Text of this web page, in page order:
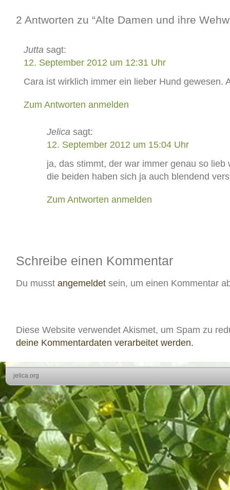
2 Antworten zu “Alte Damen und ihre
Jutta sagt:
12. September 2012 um 12:31 Uhr
Cara ist wirklich immer ein lieber Hund gewesen.
Zum Antworten anmelden
Jelica sagt:
12. September 2012 um 15:04 Uhr
ja, das stimmt, der war immer genau so lieb
die beiden haben sich ja auch blendend
Zum Antworten anmelden
Schreibe einen Kommentar
Du musst angemeldet sein, um einen Kommentar
Diese Website verwendet Akismet, um Spam zu
deine Kommentardaten verarbeitet werden.
jelica.org